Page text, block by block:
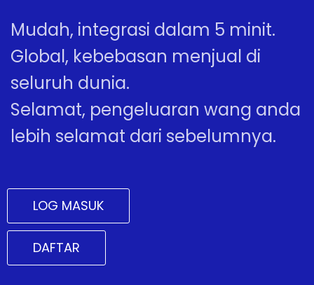
Mudah, integrasi dalam 5 minit.
Global, kebebasan menjual di
seluruh dunia.
Selamat, pengeluaran wang anda
lebih selamat dari sebelumnya.
LOG MASUK
DAFTAR